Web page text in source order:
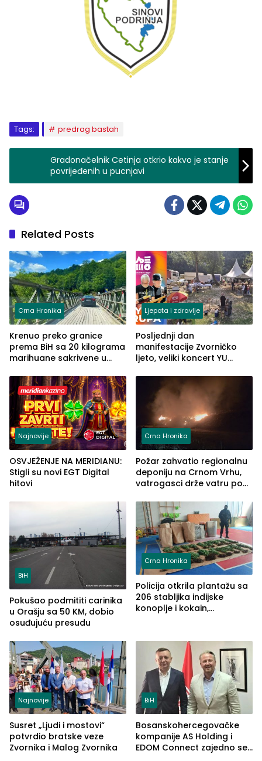
Tags: predrag bastah
Gradonačelnik Cetinja otkrio kakvo je stanje
povrijeđenih u pucnjavi
Related Posts
Crna Hronika
Krenuo preko granice
prema BiH sa 20 kilograma
marihuane sakrivene u
Ljepota i zdravlje
Posljednji dan
manifestacije Zvorničko
ljeto, veliki koncert YU
ove godine
Najnovije
OSVJEŽENJE NA MERIDIANU:
Stigli su novi EGT Digital
hitovi
Crna Hronika
Požar zahvatio regionalnu
deponiju na Crnom Vrhu,
vatrogasci drže vatru pod
BiH
Pokušao podmititi carinika
u Orašju sa 50 KM, dobio
osuđujuću presudu
Crna Hronika
Policija otkrila plantažu sa
206 stabljika indijske
konoplje i kokain,
Najnovije
Susret „Ljudi i mostovi“
potvrdio bratske veze
Zvornika i Malog Zvornika
BiH
Bosanskohercegovačke
kompanije AS Holding i
EDOM Connect zajedno se